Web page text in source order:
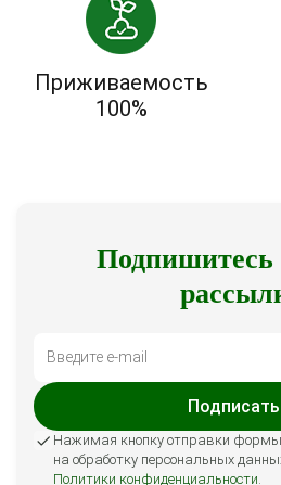
Приживаемость
100%
Нажимая кнопку отправки
на обработку персональных
Политики конфиденциальности.